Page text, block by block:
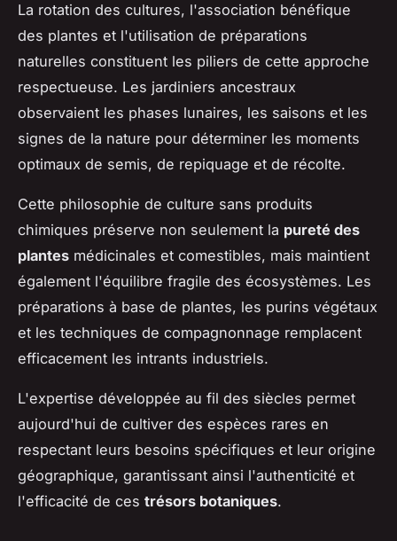
La rotation des cultures, l'association bénéfique
des plantes et l'utilisation de préparations
naturelles constituent les piliers de cette approche
respectueuse. Les jardiniers ancestraux
observaient les phases lunaires, les saisons et les
signes de la nature pour déterminer les moments
optimaux de semis, de repiquage et de récolte.
Cette philosophie de culture sans produits
chimiques préserve non seulement la pureté des
plantes médicinales et comestibles, mais maintient
également l'équilibre fragile des écosystèmes. Les
préparations à base de plantes, les purins végétaux
et les techniques de compagnonnage remplacent
efficacement les intrants industriels.
L'expertise développée au fil des siècles permet
aujourd'hui de cultiver des espèces rares en
respectant leurs besoins spécifiques et leur origine
géographique, garantissant ainsi l'authenticité et
l'efficacité de ces trésors botaniques.